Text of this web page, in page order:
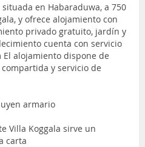
en Habaraduwa, a 750
y ofrece alojamiento con
privado gratuito, jardín y
cuenta con servicio
alojamiento dispone de
y servicio de
armario
Villa Koggala sirve un
carta